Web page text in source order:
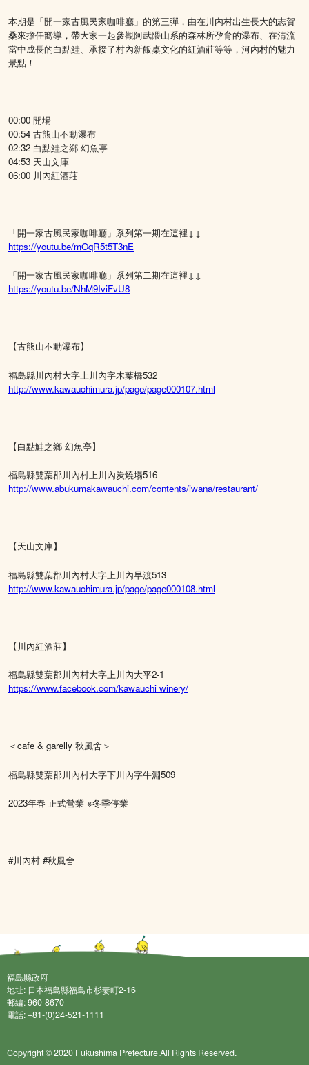
本期是「開一家古風民家咖啡廳」的第三彈，由在川內村出生長大的志賀
桑來擔任嚮導，帶大家一起參觀阿武隈山系的森林所孕育的瀑布、在清流
當中成長的白點鮭、承接了村內新飯桌文化的紅酒莊等等，河內村的魅力
景點！
00:00 開場
00:54 古熊山不動瀑布
02:32 白點鮭之鄉 幻魚亭
04:53 天山文庫
06:00 川內紅酒莊
「開一家古風民家咖啡廳」系列第一期在這裡↓↓
https://youtu.be/mOqR5t5T3nE
「開一家古風民家咖啡廳」系列第二期在這裡↓↓
https://youtu.be/NhM9IviFvU8
【古熊山不動瀑布】
福島縣川內村大字上川內字木葉橋532
http://www.kawauchimura.jp/page/page000107.html
【白點鮭之鄉 幻魚亭】
福島縣雙葉郡川內村上川內炭燒場516
http://www.abukumakawauchi.com/contents/iwana/restaurant/
【天山文庫】
福島縣雙葉郡川內村大字上川內早渡513
http://www.kawauchimura.jp/page/page000108.html
【川內紅酒莊】
福島縣雙葉郡川內村大字上川內大平2-1
https://www.facebook.com/kawauchi winery/
＜cafe & garelly 秋風舍＞
福島縣雙葉郡川內村大字下川內字牛淵509
2023年春 正式營業 ※冬季停業
#川內村 #秋風舍
福島縣政府
地址: 日本福島縣福島市杉妻町2-16
郵編: 960-8670
電話: +81-(0)24-521-1111
Copyright © 2020 Fukushima Prefecture.All Rights Reserved.